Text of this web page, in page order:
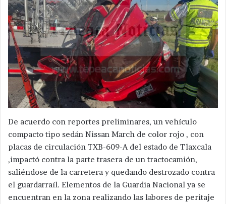
De acuerdo con reportes preliminares, un vehículo
compacto tipo sedán Nissan March de color rojo , con
placas de circulación TXB-609-A del estado de Tlaxcala
,impactó contra la parte trasera de un tractocamión,
saliéndose de la carretera y quedando destrozado contra
el guardarraíl. Elementos de la Guardia Nacional ya se
encuentran en la zona realizando las labores de peritaje